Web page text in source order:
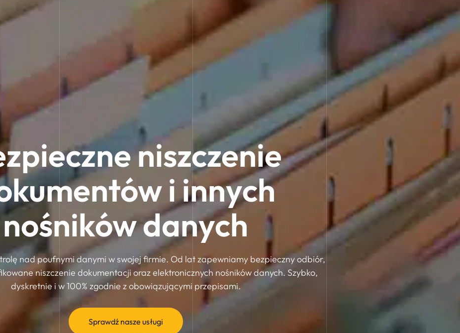
niszczenie
i innych
nośników danych
nad poufnymi danymi w swojej firmie. Od lat zapewniamy bezpieczny odbiór,
niszczenie dokumentacji oraz elektronicznych nośników danych. Szybko,
dyskretnie i w 100% zgodnie z obowiązującymi przepisami.
Sprawdź nasze usługi